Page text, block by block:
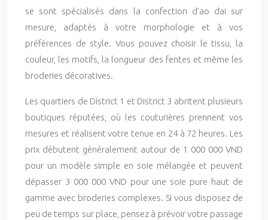
se sont spécialisés dans la confection d’ao dai sur
mesure, adaptés à votre morphologie et à vos
préférences de style. Vous pouvez choisir le tissu, la
couleur, les motifs, la longueur des fentes et même les
broderies décoratives.
Les quartiers de District 1 et District 3 abritent plusieurs
boutiques réputées, où les couturières prennent vos
mesures et réalisent votre tenue en 24 à 72 heures. Les
prix débutent généralement autour de 1 000 000 VND
pour un modèle simple en soie mélangée et peuvent
dépasser 3 000 000 VND pour une soie pure haut de
gamme avec broderies complexes. Si vous disposez de
peu de temps sur place, pensez à prévoir votre passage